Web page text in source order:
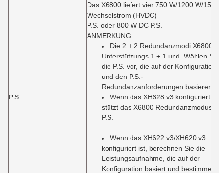
P.S.
Das X6800 liefert vier 750 W/1200 W/
Wechselstrom (HVDC)
P.S. oder 800 W DC P.S.
ANMERKUNG
Die 2 + 2 Redundanzmodi X6800-
Unterstützungs 1 + 1 und. Wählen Sie
die P.S. vor, die auf der Konfiguration
und den P.S.-
Redundanzanforderungen basieren.
Wenn das XH628 v3 konfiguriert
stützt das X6800 Redundanzmodus
P.S.
Wenn das XH622 v3/XH620 v3
konfiguriert ist, berechnen Sie die
Leistungsaufnahme, die auf der
Konfiguration basiert und bestimmen